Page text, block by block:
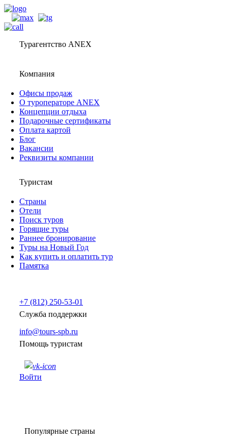
Турагентство ANEX
Компания
Офисы продаж
О туроператоре ANEX
Концепции отдыха
Подарочные сертификаты
Оплата картой
Блог
Вакансии
Реквизиты компании
Туристам
Страны
Отели
Поиск туров
Горящие туры
Раннее бронирование
Туры на Новый Год
Как купить и оплатить тур
Памятка
+7 (812) 250-53-01
Служба поддержки
info@tours-spb.ru
Помощь туристам
Войти
Популярные страны